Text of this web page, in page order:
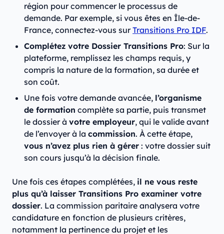
région pour commencer le processus de
demande. Par exemple, si vous êtes en Île-de-
France, connectez-vous surTransitions Pro IDF.
Complétez votre Dossier Transitions Pro: Sur la
plateforme, remplissez les champs requis, y
compris la nature de la formation, sa durée et
son coût.
Une fois votre demande avancée, l’organisme
de formation complète sa partie, puis transmet
le dossier à votre employeur, qui le valide avant
de l’envoyer à la commission. À cette étape,
vous n’avez plus rien à gérer : votre dossier suit
son cours jusqu’à la décision finale.
Une fois ces étapes complétées, il ne vous reste
plus qu’à laisser Transitions Pro examiner votre
dossier. La commission paritaire analysera votre
candidature en fonction de plusieurs critères,
notamment la pertinence du projet et les